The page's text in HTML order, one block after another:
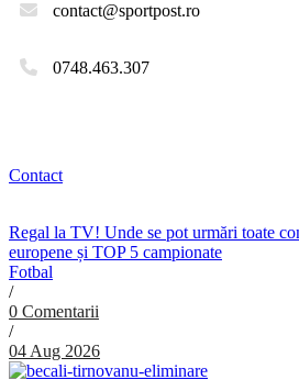
contact@sportpost.ro
0748.463.307
Contact
Regal la TV! Unde se pot urmări toate
europene și TOP 5 campionate
Fotbal
/
0 Comentarii
/
04 Aug 2026